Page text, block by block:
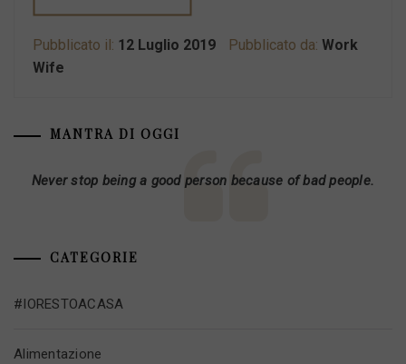
Pubblicato il: 12 Luglio 2019 Pubblicato da: Work
Wife
MANTRA DI OGGI
Never stop being a good person because of bad people.
CATEGORIE
#IORESTOACASA
Alimentazione